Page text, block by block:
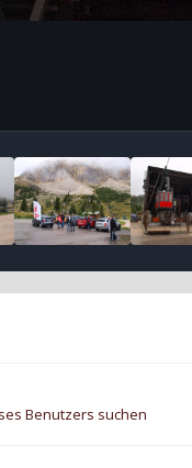
Benutzers suchen